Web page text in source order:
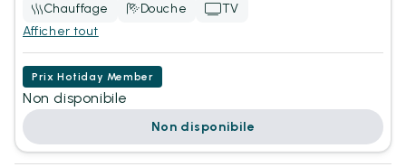
Chauffage Douche
TV
Afficher tout
Prix Hotiday Member
Non disponibile
Non disponibile